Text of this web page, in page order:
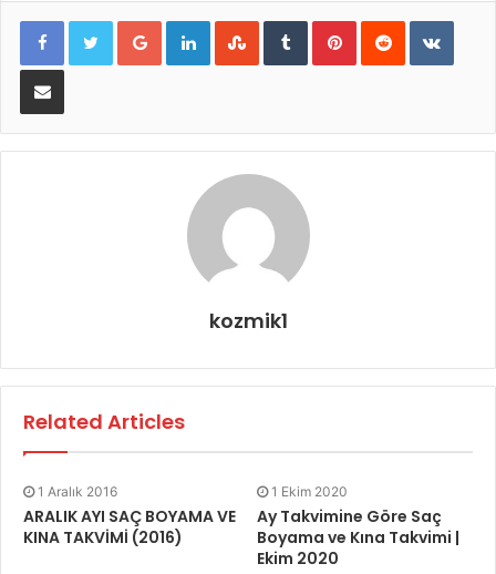
Google+LinkedInStumbleUpon
TumblrPinterestReddit
E-Posta ile paylaş
kozmik1
Related Articles
1 Aralık 2016
ARALIK AYI SAÇ BOYAMA VE
KINA TAKVİMİ (2016)
1 Ekim 2020
Ay Takvimine Göre Saç
Boyama ve Kına Takvimi |
Ekim 2020